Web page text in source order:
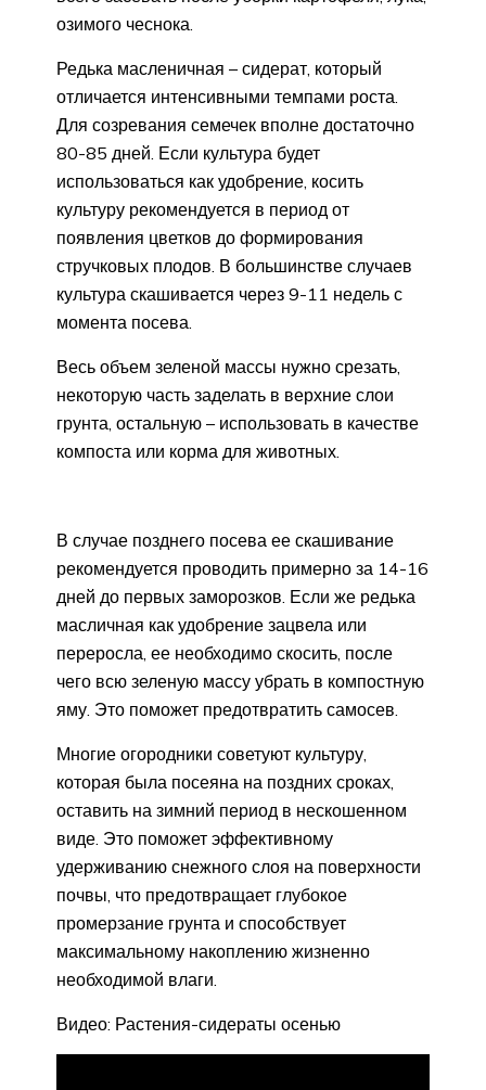
озимого чеснока.
Редька масленичная – сидерат, который
отличается интенсивными темпами роста.
Для созревания семечек вполне достаточно
80-85 дней. Если культура будет
использоваться как удобрение, косить
культуру рекомендуется в период от
появления цветков до формирования
стручковых плодов. В большинстве случаев
культура скашивается через 9-11 недель с
момента посева.
Весь объем зеленой массы нужно срезать,
некоторую часть заделать в верхние слои
грунта, остальную – использовать в качестве
компоста или корма для животных.
В случае позднего посева ее скашивание
рекомендуется проводить примерно за 14-16
дней до первых заморозков. Если же редька
масличная как удобрение зацвела или
переросла, ее необходимо скосить, после
чего всю зеленую массу убрать в компостную
яму. Это поможет предотвратить самосев.
Многие огородники советуют культуру,
которая была посеяна на поздних сроках,
оставить на зимний период в нескошенном
виде. Это поможет эффективному
удерживанию снежного слоя на поверхности
почвы, что предотвращает глубокое
промерзание грунта и способствует
максимальному накоплению жизненно
необходимой влаги.
Видео: Растения-сидераты осенью